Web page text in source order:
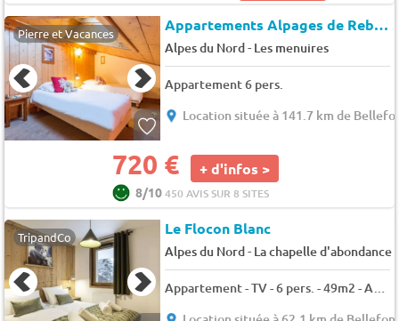
Pierre et Vacances Appartements Alpages de Reberty.
Alpes du Nord- Les menuires
Appartement 6 pers.
Location située à 141.7 km de
720 € + d'infos >
8/10450 AVIS SUR 8 SITES
TripandCo Le Flocon Blanc
Alpes du Nord- La chapelle d'abondance
Appartement - TV - 6 pers. - 49m2 - Animaux admis